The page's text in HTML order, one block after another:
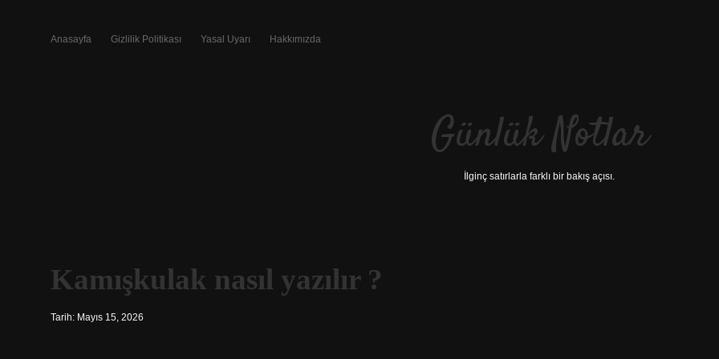
Anasayfa Gizlilik Politikası Yasal Uyarı Hakkımızda
Günlük Notlar
İlginç satırlarla farklı bir bakış açısı.
Kamışkulak nasıl yazılır ?
Tarih: Mayıs 15, 2026